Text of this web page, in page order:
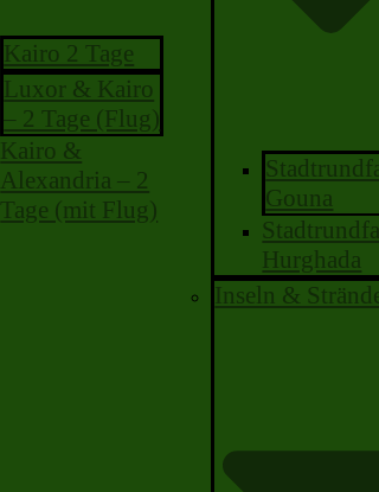
Kairo 2 Tage
Luxor & Kairo
– 2 Tage (Flug)
Kairo &
Alexandria – 2
Tage (mit Flug)
Gouna
Hurghada
Inseln &